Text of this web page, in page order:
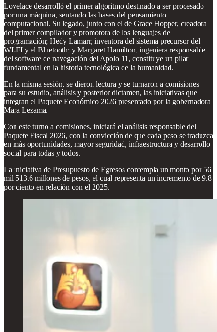
Lovelace desarrolló el primer algoritmo destinado a ser procesado
por una máquina, sentando las bases del pensamiento
computacional. Su legado, junto con el de Grace Hopper, creadora
del primer compilador y promotora de los lenguajes de
programación; Hedy Lamarr, inventora del sistema precursor del
WI-FI y el Bluetooth; y Margaret Hamilton, ingeniera responsable
del software de navegación del Apolo 11, constituye un pilar
fundamental en la historia tecnológica de la humanidad.
En la misma sesión, se dieron lectura y se turnaron a comisiones
para su estudio, análisis y posterior dictamen, las iniciativas que
integran el Paquete Económico 2026 presentado por la gobernadora
Mara Lezama.
Con este turno a comisiones, iniciará el análisis responsable del
Paquete Fiscal 2026, con la convicción de que cada peso se traduzca
en más oportunidades, mayor seguridad, infraestructura y desarrollo
social para todas y todos.
La iniciativa de Presupuesto de Egresos contempla un monto por 56
mil 513.6 millones de pesos, el cual representa un incremento de 9.8
por ciento en relación con el 2025.